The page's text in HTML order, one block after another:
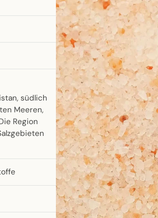
südlich
Meeren,
Region